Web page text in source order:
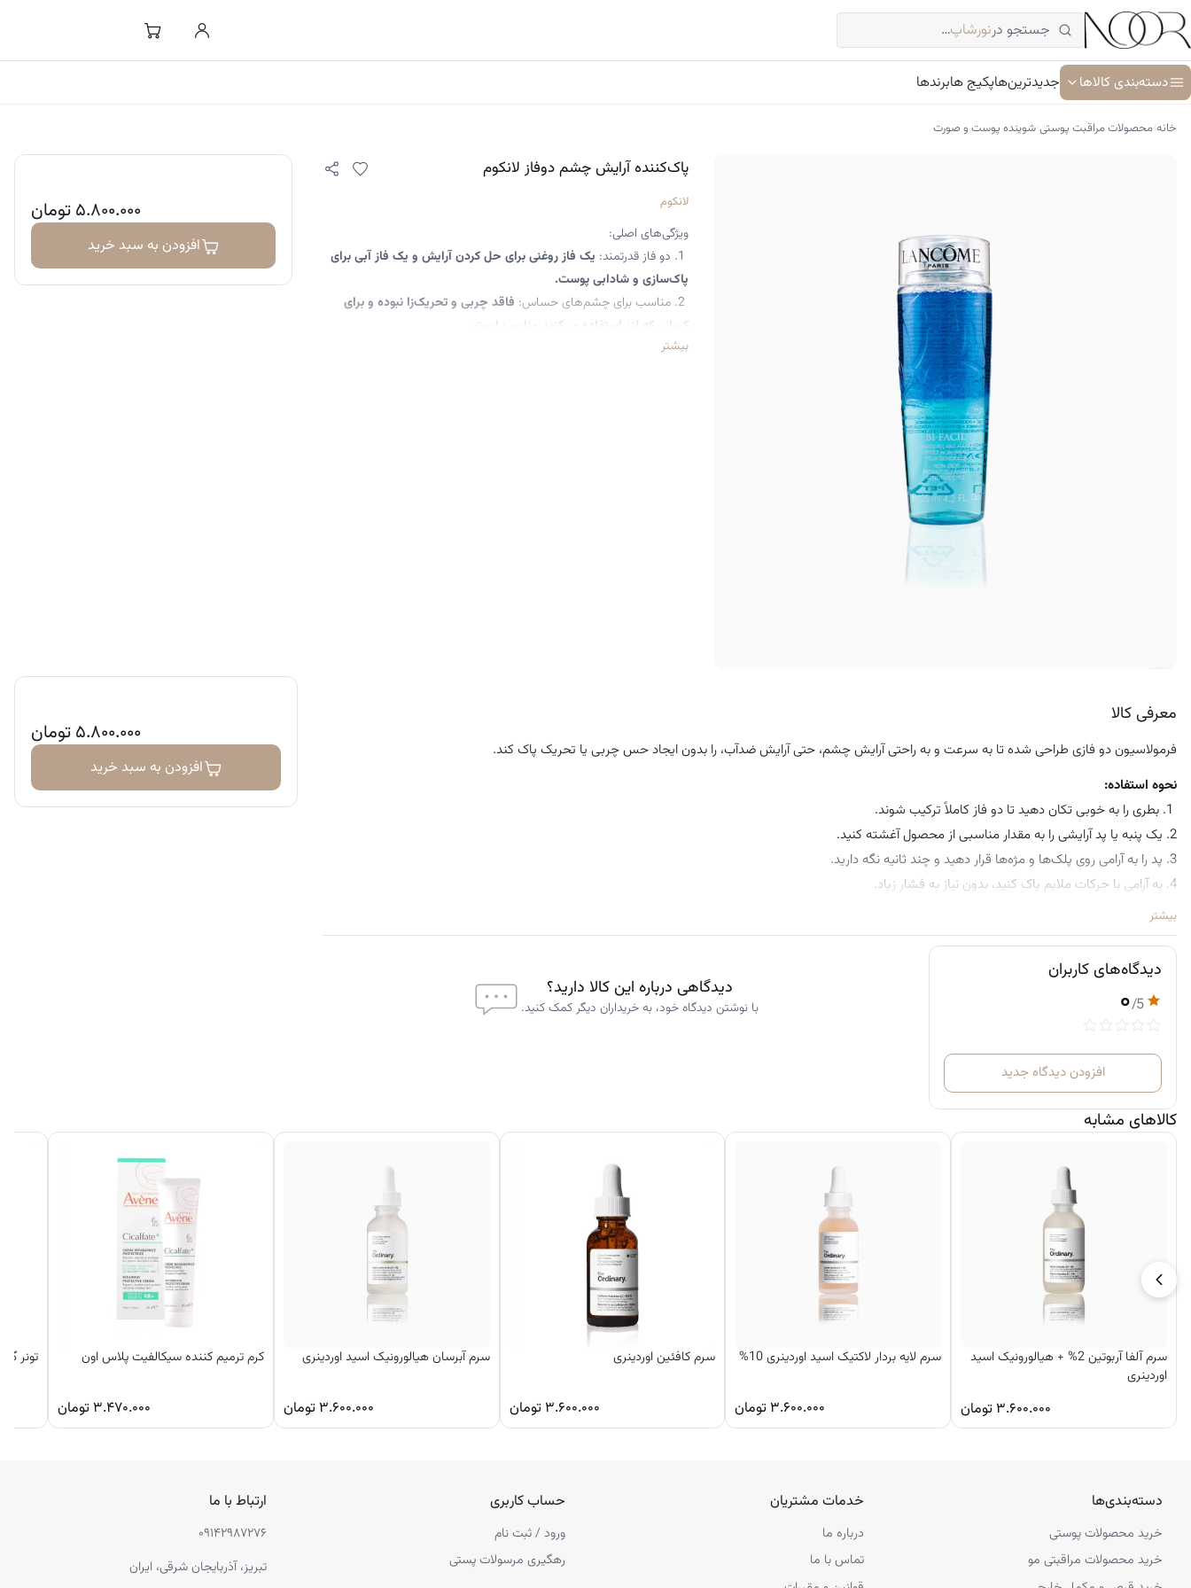
رفتن
به
محتوا
جستجو درنورشاپ…
دسته‌بندی کالاها جدیدترین‌هاپکیج هابرندها
خانه›محصولات مراقبت پوستی›شوینده پوست و صورت
پاک‌کننده آرایش چشم دوفاز لانکوم
لانکوم
ویژگی‌های اصلی:
یک فاز روغنی برای حل کردن آرایش و یک فاز آبی برای
پاک‌سازی و شادابی پوست.
2. مناسب برای چشم‌های حساس:
فاقد چربی و تحریک‌زا نبوده و برای
کسانی که لنز استفاده می‌کنند مناسب است.
3. اثر سریع:بیشتر
۵.۸۰۰.۰۰۰تومان
افزودن به سبد خرید
معرفی کالا
فرمولاسیون دو فازی طراحی شده تا به سرعت و به راحتی آرایش چشم، حتی آرایش ضدآب، را بدون ایجاد حس چربی یا تحریک پاک کند.
نحوه استفاده:
2. یک پنبه یا پد آرایشی را به مقدار مناسبی از محصول آغشته کنید.
3. پد را به آرامی روی پلک‌ها و مژه‌ها قرار دهید و چند ثانیه نگه دارید.
4. به آرامی با حرکات ملایم پاک کنید، بدون نیاز به فشار زیاد.
بیشتر
دیدگاه‌های کاربران
۰/5
افزودن دیدگاه جدید
دیدگاهی درباره این کالا دارید؟
با نوشتن دیدگاه خود، به خریداران دیگر کمک کنید.
۵.۸۰۰.۰۰۰تومان
افزودن به سبد خرید
کالاهای مشابه
سرم آلفا آربوتین 2% + هیالورونیک اسید
اوردینری
۳.۶۰۰.۰۰۰ تومان
سرم لایه بردار لاکتیک اسید اوردینری 10%
۳.۶۰۰.۰۰۰ تومان
سرم کافئین اوردینری
۳.۶۰۰.۰۰۰ تومان
سرم آبرسان هیالورونیک اسید اوردینری
۳.۶۰۰.۰۰۰ تومان
کرم ترمیم کننده سیکالفیت پلاس اون
۳.۴۷۰.۰۰۰ تومان
تونر
دسته‌بندی‌ها
خرید محصولات پوستی
خرید محصولات مراقبتی مو
خدمات مشتریان
درباره ما
تماس با ما
حساب کاربری
ورود / ثبت نام
رهگیری مرسولات پستی
ارتباط با ما
۰۹۱۴۲۹۸۷۲۷۶
تبریز، آذربایجان شرقی، ایران